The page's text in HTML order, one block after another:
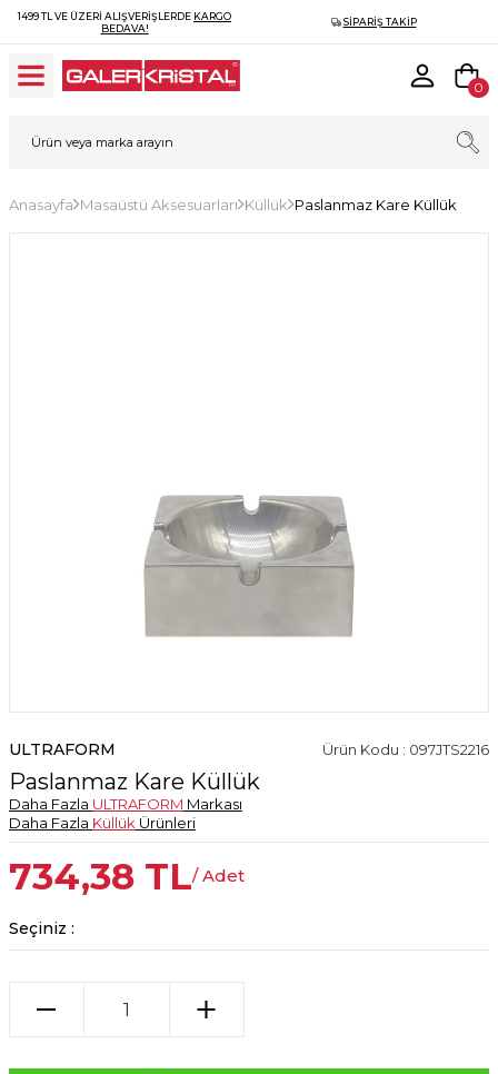
1499 TL VE ÜZERI ALIŞVERIŞLERDE KARGO
BEDAVA!
SIPARIŞ TAKIP
0
Anasayfa Masaüstü Aksesuarları Küllük Paslanmaz Kare Küllük
ULTRAFORM Ürün Kodu : 097JTS2216
Paslanmaz Kare Küllük
Daha Fazla ULTRAFORM Markası
Daha Fazla Küllük Ürünleri
734,38 TL/ Adet
Seçiniz :